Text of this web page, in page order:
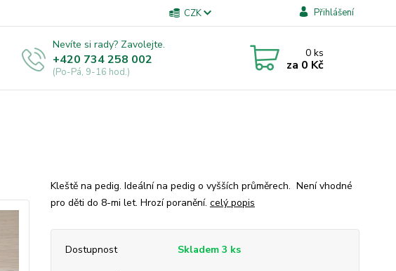
CZK Přihlášení
Nevíte si rady? Zavolejte.
+420 734 258 002
(Po-Pá, 9-16 hod.)
0ks
za 0 Kč
Kleště na pedig. Ideální na pedig o vyšších průměrech. Není vhodné
pro děti do 8-mi let. Hrozí poranění. celý popis
Dostupnost Skladem 3 ks